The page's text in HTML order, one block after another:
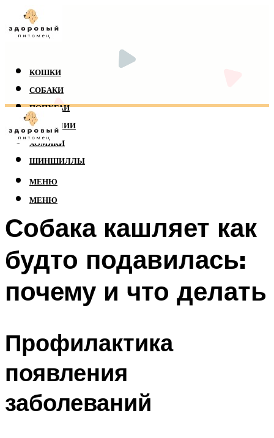
КОШКИ
СОБАКИ
ПОПУГАИ
РЕПТИЛИИ
ХОМЯКИ
ШИНШИЛЛЫ
МЕНЮ
МЕНЮ
Собака кашляет как
будто подавилась:
почему и что делать
Профилактика
появления
заболеваний